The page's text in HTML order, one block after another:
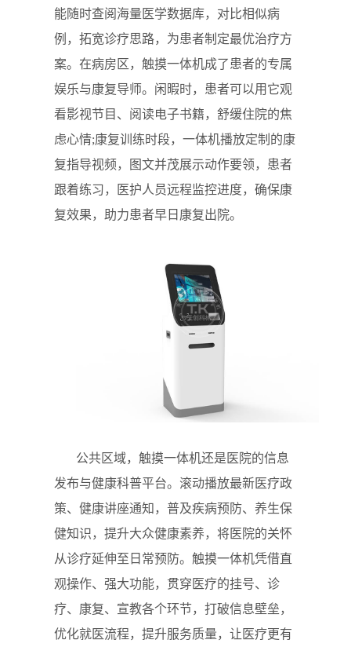
能随时查阅海量医学数据库，对比相似病
例，拓宽诊疗思路，为患者制定最优治疗方
案。在病房区，触摸一体机成了患者的专属
娱乐与康复导师。闲暇时，患者可以用它观
看影视节目、阅读电子书籍，舒缓住院的焦
虑心情;康复训练时段，一体机播放定制的康
复指导视频，图文并茂展示动作要领，患者
跟着练习，医护人员远程监控进度，确保康
复效果，助力患者早日康复出院。
公共区域，触摸一体机还是医院的信息
发布与健康科普平台。滚动播放最新医疗政
策、健康讲座通知，普及疾病预防、养生保
健知识，提升大众健康素养，将医院的关怀
从诊疗延伸至日常预防。触摸一体机凭借直
观操作、强大功能，贯穿医疗的挂号、诊
疗、康复、宣教各个环节，打破信息壁垒，
优化就医流程，提升服务质量，让医疗更有